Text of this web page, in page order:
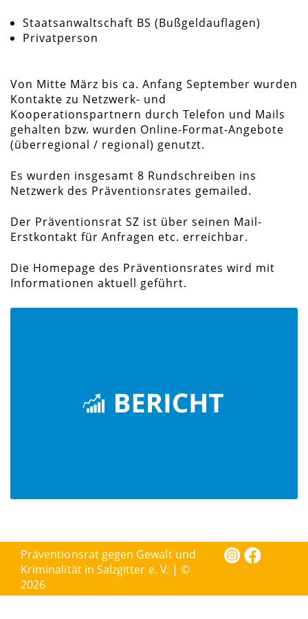
Staatsanwaltschaft BS (Bußgeldauflagen)
Privatperson
Von Mitte März bis ca. Anfang September wurden
Kontakte zu Netzwerk- und
Kooperationspartnern durch Telefon und Mails
gehalten bzw. wurden Online-Format-Angebote
(überregional / regional) genutzt.
Es wurden insgesamt 8 Rundschreiben ins
Netzwerk des Präventionsrates gemailed.
Der Präventionsrat SZ ist über seinen Mail-
Erstkontakt für Anfragen etc. erreichbar.
Die Homepage des Präventionsrates wird mit
Informationen aktuell geführt.
Präventionsrat gegen Gewalt und
Kriminalität in Salzgitter e. V. | ©
2026